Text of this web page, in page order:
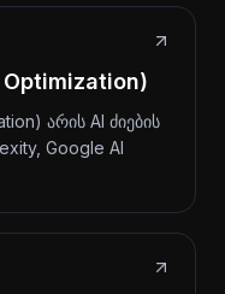
Optimization)
არის AI ძიების
Google AI